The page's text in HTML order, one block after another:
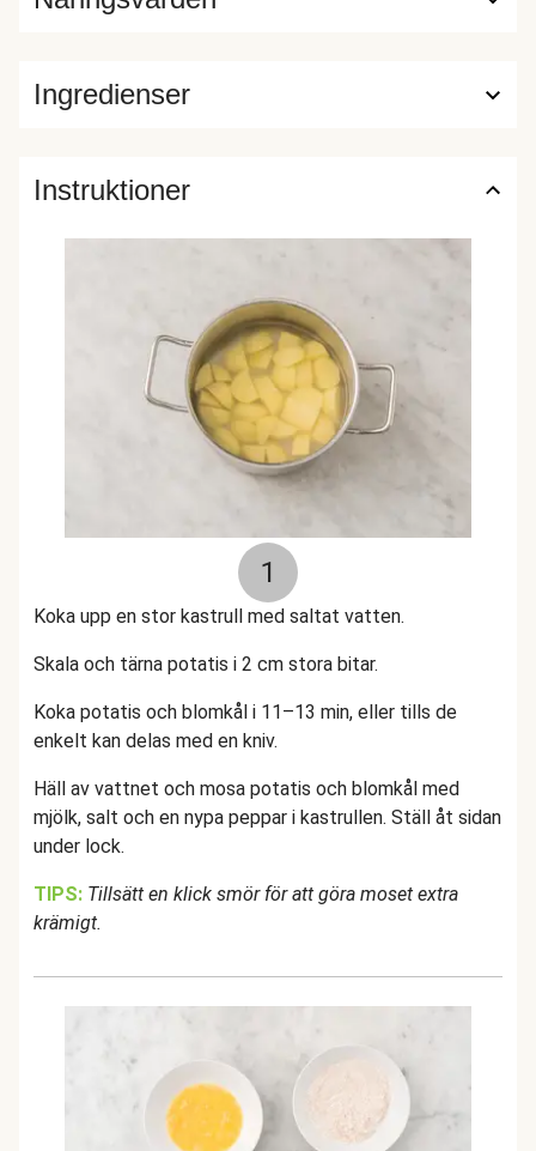
Ingredienser
Instruktioner
1
Koka upp en stor kastrull med saltat vatten.
Skala och tärna potatis i 2 cm stora bitar.
Koka potatis och blomkål i 11–13 min, eller tills de
enkelt kan delas med en kniv.
Häll av vattnet och mosa potatis och blomkål med
mjölk, salt och en nypa peppar i kastrullen. Ställ åt sidan
under lock.
TIPS: Tillsätt en klick smör för att göra moset extra
krämigt.